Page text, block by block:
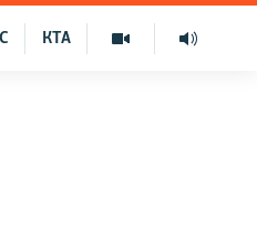
КТА